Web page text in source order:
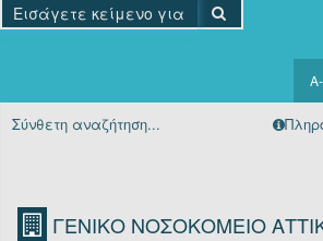
Αρχική
Σύνθετη αναζήτηση...
ΓΕΝΙΚΟ ΝΟΣΟΚΟΜΕΙΟ